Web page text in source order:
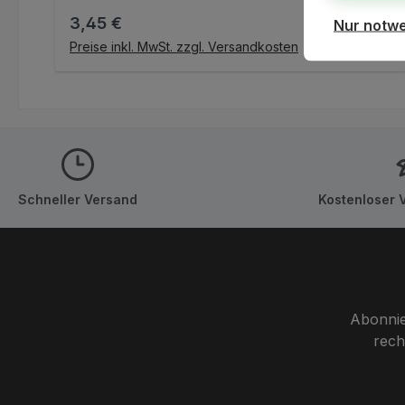
Regulärer Preis:
3,45 €
Preise inkl. MwSt. zzgl. Versandkosten
Schneller Versand Kostenloser
Nur